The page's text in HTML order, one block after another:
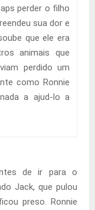
perder o filho
sua dor e
que ele era
animais que
perdido um
como Ronnie
a ajud-lo a
de ir para o
Jack, que pulou
preso. Ronnie